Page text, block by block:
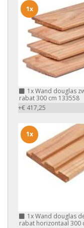
1xWand douglas
rabat 300 cm 133558
+€ 417,25
1x
1xWand douglas
rabat horizontaal 300
1x